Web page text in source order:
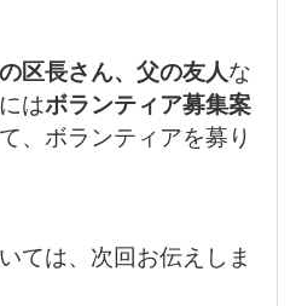
区長さん、父の友人な
はボランティア募集案
、ボランティアを募り
ては、次回お伝えしま